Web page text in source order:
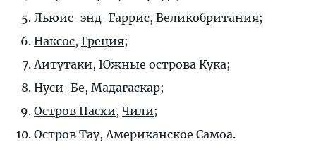
Льюис-энд-Гаррис, Великобритания;
Наксос, Греция;
Аитутаки, Южные острова Кука;
Нуси-Бе, Мадагаскар;
Остров Пасхи, Чили;
Остров Тау, Американское Самоа.